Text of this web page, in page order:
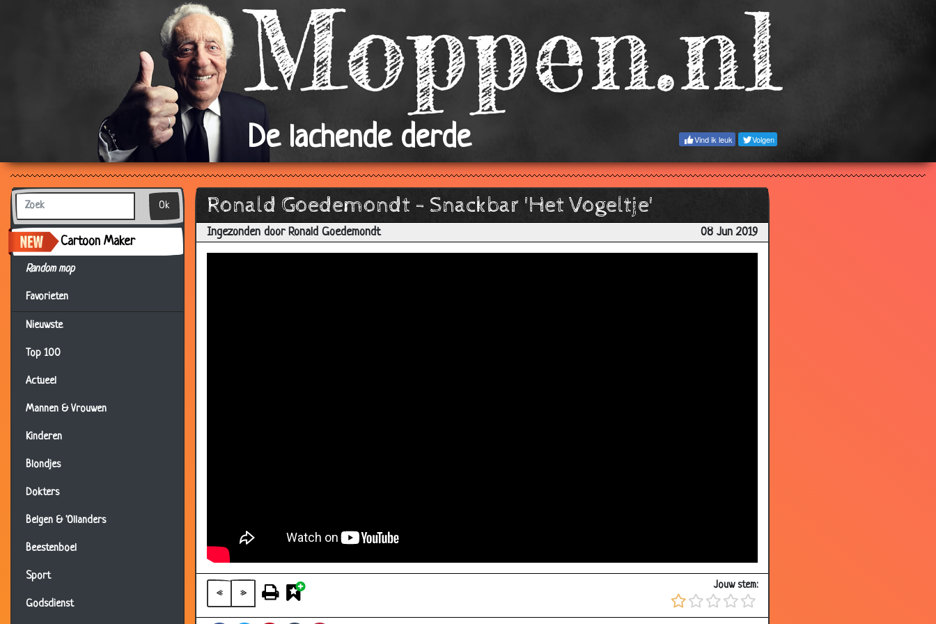
Vind ik leuk Volgen
De lachende derde
Ok
Cartoon Maker
Random mop
Favorieten
Nieuwste
Top 100
Actueel
Mannen & Vrouwen
Kinderen
Blondjes
Dokters
Belgen & 'Ollanders
Beestenboel
Sport
Godsdienst
Ronald Goedemondt - Snackbar 'Het Vogeltje'
Ingezonden door Ronald Goedemondt 08 Jun 2019
« »
Jouw stem: